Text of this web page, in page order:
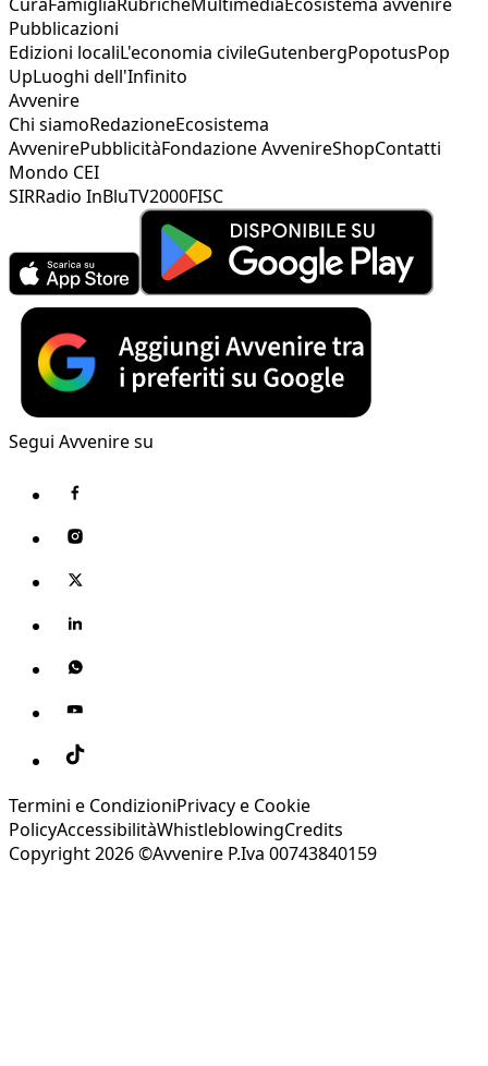
Pubblicazioni
Edizioni localiL'economia civileGutenbergPopotusPop
UpLuoghi dell'Infinito
Avvenire
Chi siamoRedazioneEcosistema
AvvenirePubblicitàFondazione AvvenireShopContatti
Mondo CEI
SIRRadio InBluTV2000FISC
Segui Avvenire su
Termini e CondizioniPrivacy e Cookie
PolicyAccessibilitàWhistleblowingCredits
Copyright 2026 ©Avvenire P.Iva 00743840159